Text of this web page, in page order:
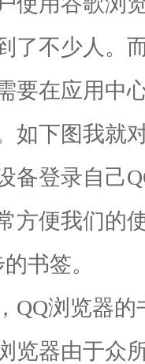
了不少人。
要在应用中
如下图我就
备登录自己
方便我们的使
书签。
QQ浏览器
览器由于众